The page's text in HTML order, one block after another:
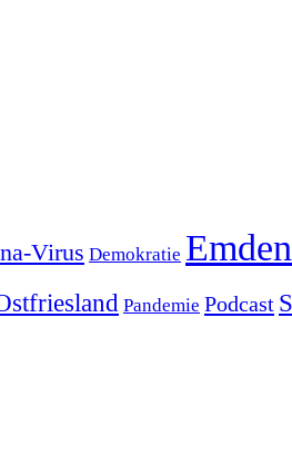
Virus Demokratie Emden
Pandemie Podcast